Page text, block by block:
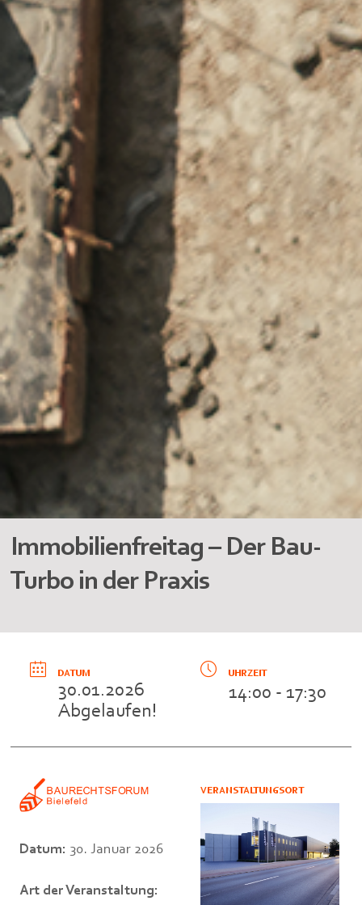
Immobilienfreitag – Der Bau-
Turbo in der Praxis
DATUM
30.01.2026
Abgelaufen!
UHRZEIT
14:00 - 17:30
Datum: 30. Januar 2026
Art der Veranstaltung:
VERANSTALTUNGSORT